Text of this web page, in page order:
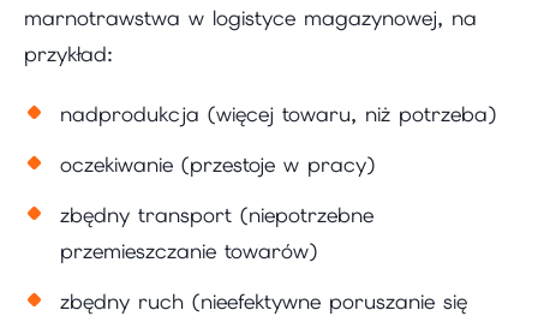
marnotrawstwa w logistyce magazynowej, na
przykład:
nadprodukcja (więcej towaru, niż potrzeba)
oczekiwanie (przestoje w pracy)
zbędny transport (niepotrzebne
przemieszczanie towarów)
zbędny ruch (nieefektywne poruszanie się